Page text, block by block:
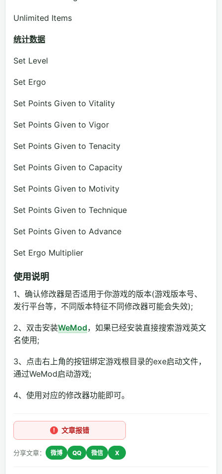
Unlimited Items
统计数据
Set Level
Set Ergo
Set Points Given to Vitality
Set Points Given to Vigor
Set Points Given to Tenacity
Set Points Given to Capacity
Set Points Given to Motivity
Set Points Given to Technique
Set Points Given to Advance
Set Ergo Multiplier
使用说明
1、确认修改器是否适用于你游戏的版本(游戏版本号、
发行平台等，不同版本特征不同修改器可能会失效);
2、双击安装WeMod，如果已经安装直接搜索游戏英文
名使用;
3、点击右上角的按钮绑定游戏根目录的exe启动文件，
通过WeMod启动游戏;
4、使用对应的修改器功能即可。
文章报错
分享文章： 微博 QQ 微信 X